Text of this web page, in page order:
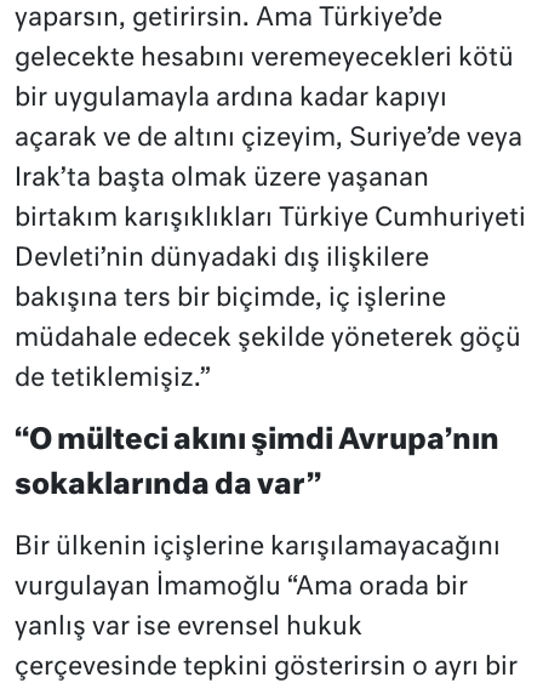
yaparsın, getirirsin. Ama Türkiye’de
gelecekte hesabını veremeyecekleri kötü
bir uygulamayla ardına kadar kapıyı
açarak ve de altını çizeyim, Suriye’de veya
Irak’ta başta olmak üzere yaşanan
birtakım karışıklıkları Türkiye Cumhuriyeti
Devleti’nin dünyadaki dış ilişkilere
bakışına ters bir biçimde, iç işlerine
müdahale edecek şekilde yöneterek göçü
de tetiklemişiz.”
“O mülteci akını şimdi Avrupa’nın
sokaklarında da var”
Bir ülkenin içişlerine karışılamayacağını
vurgulayan İmamoğlu “Ama orada bir
yanlış var ise evrensel hukuk
çerçevesinde tepkini gösterirsin o ayrı bir